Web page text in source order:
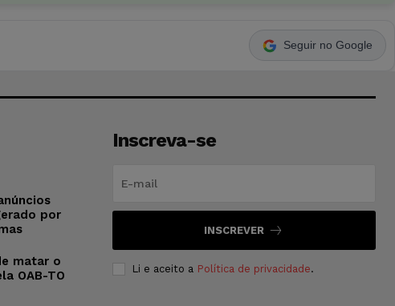
Seguir no Google
por
matar o
OAB-TO
Inscreva-se
INSCREVER
Li e aceito a Política de privacidade.